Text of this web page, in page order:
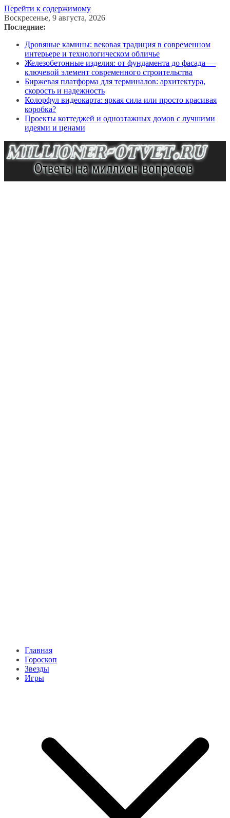
Перейти к содержимому
Воскресенье, 9 августа, 2026
Последние:
Дровяные камины: вековая традиция в современном
интерьере и технологическом обличье
Железобетонные изделия: от фундамента до фасада —
ключевой элемент современного строительства
Биржевая платформа для терминалов: архитектура,
скорость и надежность
Колорфул видеокарта: яркая сила или просто красивая
коробка?
Проекты коттеджей и одноэтажных домов с лучшими
идеями и ценами
Главная
Гороскоп
Звезды
Игры